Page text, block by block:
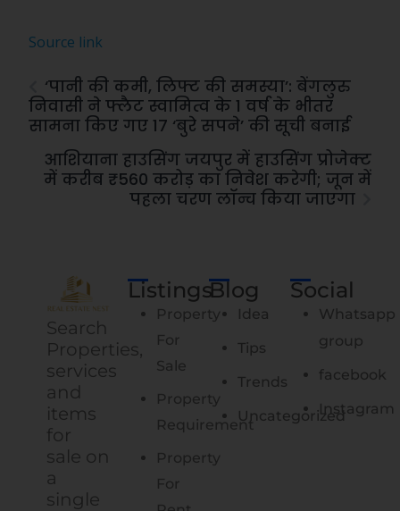
Source link
‘पानी की कमी, लिफ्ट की समस्या’: बेंगलुरु
निवासी ने फ्लैट स्वामित्व के 1 वर्ष के भीतर
सामना किए गए 17 ‘बुरे सपने’ की सूची बनाई
आशियाना हाउसिंग जयपुर में हाउसिंग प्रोजेक्ट
में करीब ₹560 करोड़ का निवेश करेगी; जून में
पहला चरण लॉन्च किया जाएगा
Search
Properties,
services
and
items
for
sale on
a
single
Listings
Property
For
Sale
Property
Requirement
Property
For
Blog
Idea
Tips
Trends
Uncategorized
Social
Whatsapp
group
facebook
Instagram